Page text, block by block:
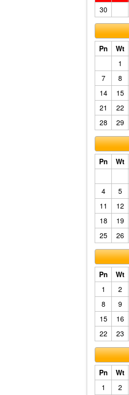
30
Pn
Wt
1
7
8
14
15
21
22
28
29
Pn
Wt
4
5
11
12
18
19
25
26
Pn
Wt
1
2
8
9
15
16
22
23
Pn
Wt
1
2